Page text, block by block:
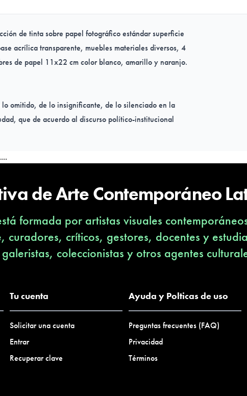
de tinta sobre papel fotográfico estándar superficie
acrílica transparente, muebles materiales diversos, 4
de papel 11x22 cm color blanco, amarillo y naranjo.
omitido, de lo insignificante, de lo silenciado en la
que de acuerdo al discurso político-institucional
su potencial cultural y patrimonial, con la finalidad de
2016, al tiempo que se promueve reducida sólo a
a lo privado y se inserta en lo público, es la puesta en
personas, quienes por medio de fotografías de sus
y digitales), exponen su experiencia de habitar
y reconocimiento de su ciudad. Así aparece un
infinitas de conexión a nivel temporal, entre memoria
dieciséis fotografías entregadas en la voluntad de
de Arte Contemporáneo
formada por artistas visuales
curadores, críticos, gestores, docentes y
coleccionistas y otros agentes
Tu cuenta
Solicitar una cuenta
Entrar
Recuperar clave
Ayuda y Polticas de uso
Preguntas frecuentes (FAQ)
Privacidad
Términos